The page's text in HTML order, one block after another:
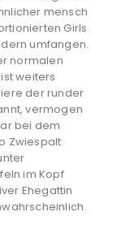
mensch
Girls
umfangen.
normalen
weiters
der runder
vermogen
bei dem
Zwiespalt
im Kopf
Ehegattin